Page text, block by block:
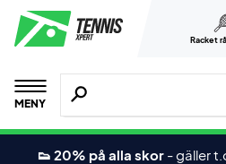
Racket
MENY
Sök efter produkter,
👟 20% på alla skor -gäller